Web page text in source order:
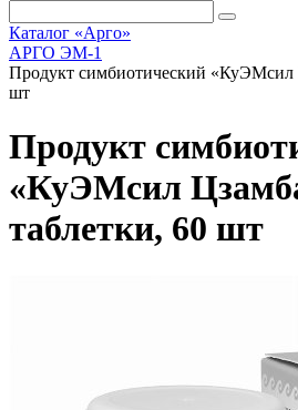
Каталог «Арго»
АРГО ЭМ-1
Продукт симбиотический «КуЭМсил
шт
Продукт
«КуЭМсил
таблетки, 60 шт